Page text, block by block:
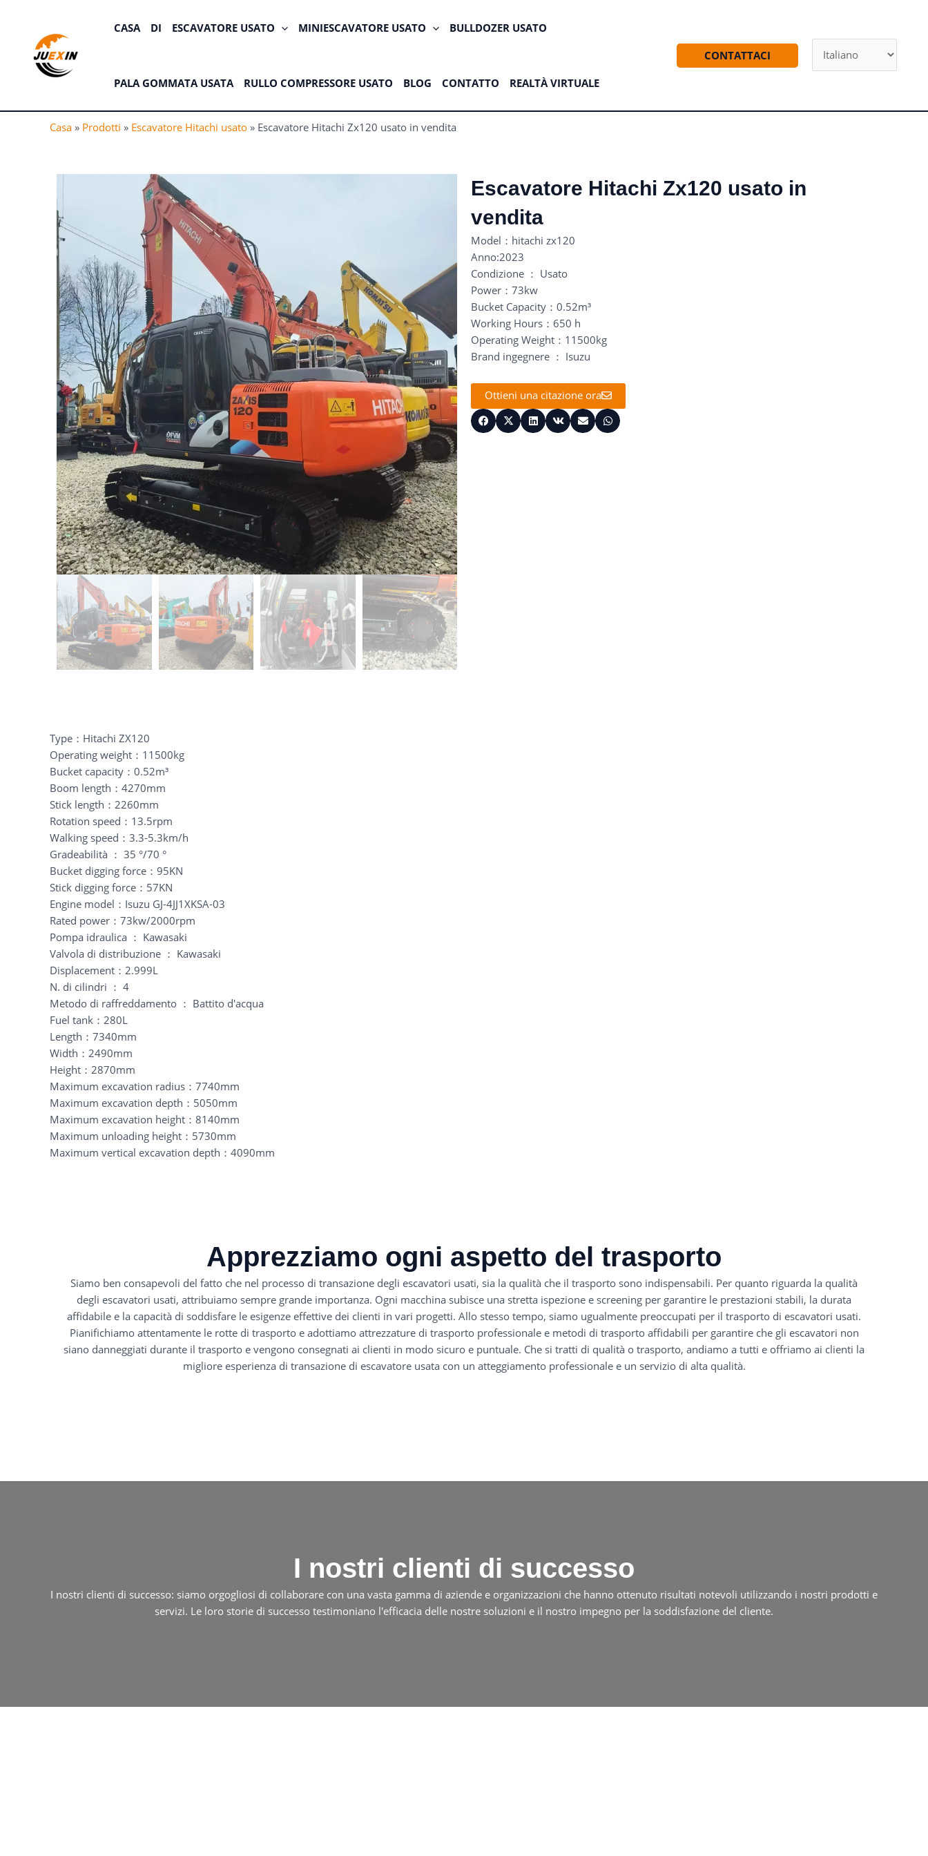
contenuto
CASA DI ESCAVATORE USATO MINIESCAVATORE USATO BULLDOZER USATO
PALA GOMMATA USATA RULLO COMPRESSORE USATO BLOG CONTATTO REALTÀ VIRTUALE
CONTATTACI
Casa » Prodotti » Escavatore Hitachi usato » Escavatore Hitachi Zx120 usato in vendita
Escavatore Hitachi Zx120 usato in
vendita
Model：hitachi zx120
Anno:2023
Condizione ： Usato
Power：73kw
Bucket Capacity：0.52m³
Working Hours：650 h
Operating Weight：11500kg
Brand ingegnere ： Isuzu
Ottieni una citazione ora
Type：Hitachi ZX120
Operating weight：11500kg
Bucket capacity：0.52m³
Boom length：4270mm
Stick length：2260mm
Rotation speed：13.5rpm
Walking speed：3.3-5.3km/h
Gradeabilità ： 35 °/70 °
Bucket digging force：95KN
Stick digging force：57KN
Engine model：Isuzu GJ-4JJ1XKSA-03
Rated power：73kw/2000rpm
Pompa idraulica ： Kawasaki
Valvola di distribuzione ： Kawasaki
Displacement：2.999L
N. di cilindri ： 4
Metodo di raffreddamento ： Battito d'acqua
Fuel tank：280L
Length：7340mm
Width：2490mm
Height：2870mm
Maximum excavation radius：7740mm
Maximum excavation depth：5050mm
Maximum excavation height：8140mm
Maximum unloading height：5730mm
Maximum vertical excavation depth：4090mm
Apprezziamo ogni aspetto del trasporto
Siamo ben consapevoli del fatto che nel processo di transazione degli escavatori usati, sia la qualità che il trasporto sono indispensabili. Per quanto riguarda la qualità
degli escavatori usati, attribuiamo sempre grande importanza. Ogni macchina subisce una stretta ispezione e screening per garantire le prestazioni stabili, la durata
affidabile e la capacità di soddisfare le esigenze effettive dei clienti in vari progetti. Allo stesso tempo, siamo ugualmente preoccupati per il trasporto di escavatori usati.
Pianifichiamo attentamente le rotte di trasporto e adottiamo attrezzature di trasporto professionale e metodi di trasporto affidabili per garantire che gli escavatori non
siano danneggiati durante il trasporto e vengono consegnati ai clienti in modo sicuro e puntuale. Che si tratti di qualità o trasporto, andiamo a tutti e offriamo ai clienti la
migliore esperienza di transazione di escavatore usata con un atteggiamento professionale e un servizio di alta qualità.
I nostri clienti di successo
I nostri clienti di successo: siamo orgogliosi di collaborare con una vasta gamma di aziende e organizzazioni che hanno ottenuto risultati notevoli utilizzando i nostri prodotti e
servizi. Le loro storie di successo testimoniano l'efficacia delle nostre soluzioni e il nostro impegno per la soddisfazione del cliente.